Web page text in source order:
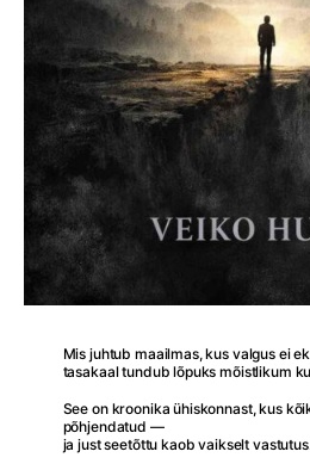
Mis juhtub maailmas, kus valgus ei
tasakaal tundub lõpuks mõistlikum
See on kroonika ühiskonnast, kus
põhjendatud —
ja just seetõttu kaob vaikselt